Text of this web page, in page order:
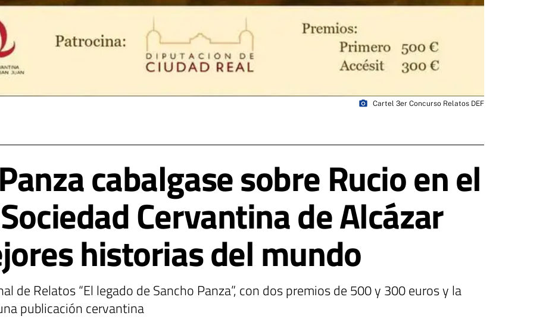
cabalgase sobre Rucio en el
Cervantina de Alcázar
historias del mundo
de Relatos “El legado de Sancho Panza”, con dos premios de 500 y 300 euros y la
publicación cervantina
photo_camera Cartel 3er Concurso Relatos DEF